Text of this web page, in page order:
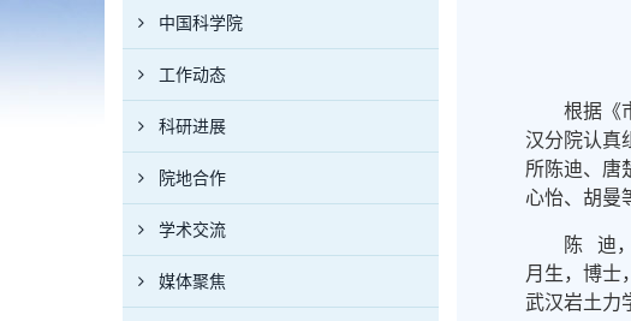
中国科学院
工作动态
科研进展
院地合作
学术交流
媒体聚焦
根据《
汉分院认真
所陈迪、唐
心怡、胡曼
陈 迪
月生，博士
武汉岩土力